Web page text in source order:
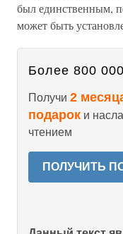
был единственным,
может быть
Более 800
Получи 2
подарок и
чтением
ПОЛУЧИТЬ